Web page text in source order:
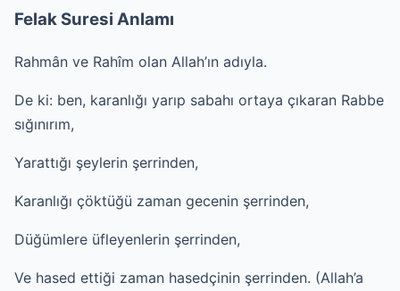
Felak Suresi Anlamı
Rahmân ve Rahîm olan Allah’ın adıyla.
De ki: ben, karanlığı yarıp sabahı ortaya çıkaran Rabbe
sığınırım,
Yarattığı şeylerin şerrinden,
Karanlığı çöktüğü zaman gecenin şerrinden,
Düğümlere üfleyenlerin şerrinden,
Ve hased ettiği zaman hasedçinin şerrinden. (Allah’a